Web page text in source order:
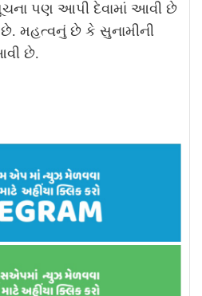
પણ આપી દેવામાં આવી છે
છે. મહત્વનું છે કે સુનામીની
છે.